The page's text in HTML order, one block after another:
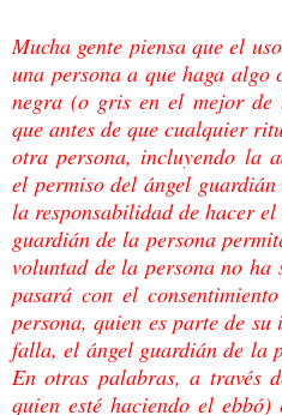
Mucha gente piensa que el
una persona a que haga algo
negra (o gris en el mejor de
que antes de que cualquier
otra persona, incluyendo la
el permiso del ángel
la responsabilidad de hacer
guardián de la persona
voluntad de la persona no ha
pasará con el
persona, quien es parte de su
falla, el ángel guardián de la
En otras palabras, a través
quien esté haciendo el